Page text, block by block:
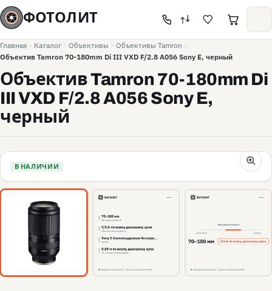
ФОТОЛИТ
Главная Каталог Объективы
Объективы Tamron
Объектив Tamron 70-180mm Di III VXD F/2.8 A056 Sony E, черный
Объектив Tamron 70-180mm Di
III VXD F/2.8 A056 Sony E,
черный
В НАЛИЧИИ